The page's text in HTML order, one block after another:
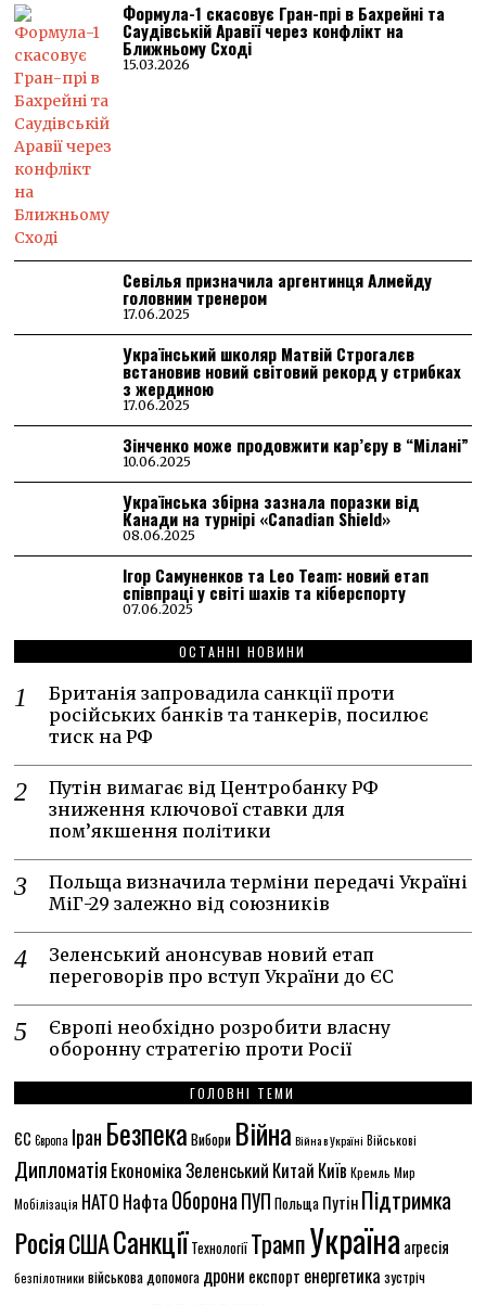
Формула-1 скасовує Гран-прі в Бахрейні та
Саудівській Аравії через конфлікт на
Ближньому Сході
15.03.2026
Севілья призначила аргентинця Алмейду
головним тренером
17.06.2025
Український школяр Матвій Строгалєв
встановив новий світовий рекорд у стрибках
з жердиною
17.06.2025
Зінченко може продовжити кар’єру в “Мілані”
10.06.2025
Українська збірна зазнала поразки від
Канади на турнірі «Canadian Shield»
08.06.2025
Ігор Самуненков та Leo Team: новий етап
співпраці у світі шахів та кіберспорту
07.06.2025
ОСТАННІ НОВИНИ
Британія запровадила санкції проти
російських банків та танкерів, посилює
тиск на РФ
Путін вимагає від Центробанку РФ
зниження ключової ставки для
пом’якшення політики
Польща визначила терміни передачі Україні
МіГ-29 залежно від союзників
Зеленський анонсував новий етап
переговорів про вступ України до ЄС
Європі необхідно розробити власну
оборонну стратегію проти Росії
ГОЛОВНІ ТЕМИ
ЄС Європа Іран Безпека Вибори Війна Війна в Україні Військові
Дипломатія ЕкономікаЗеленський Китай Київ Кремль Мир
Мобілізація НАТО Нафта ОборонаПУП Польща ПутінПідтримка
РосіяСШАСанкціїТехнологіїТрампУкраїна агресія
безпілотники військова допомога дрони експорт енергетика зустріч